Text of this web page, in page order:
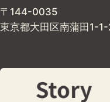
〒144-0035
東京都大田区南蒲田1-